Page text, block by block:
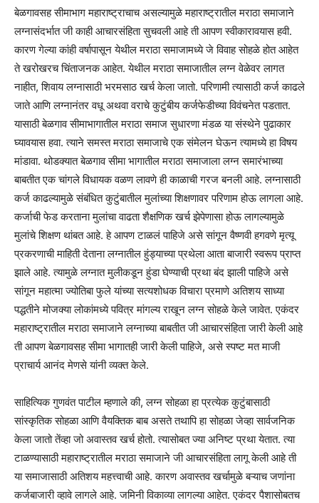
बेळगावसह सीमाभाग महाराष्ट्राचाच असल्यामुळे महाराष्ट्रातील मराठा समाजाने
लग्नासंदर्भात जी काही आचारसंहिता सुचवली आहे ती आपण स्वीकारावयास हवी.
कारण गेल्या कांही वर्षापासून येथील मराठा समाजामध्ये जे विवाह सोहळे होत आहेत
ते खरोखरच चिंताजनक आहेत. येथील मराठा समाजातील लग्न वेळेवर लागत
नाहीत, शिवाय लग्नासाठी भरमसाठ खर्च केला जातो. परिणामी त्यासाठी कर्ज काढले
जाते आणि लग्नानंतर वधू अथवा वराचे कुटुंबीय कर्जफेडीच्या विवंचनेत पडतात.
यासाठी बेळगाव सीमाभागातील मराठा समाज सुधारणा मंडळ या संस्थेने पुढाकार
घ्यावयास हवा. त्याने समस्त मराठा समाजाचे एक संमेलन घेऊन त्यामध्ये हा विषय
मांडावा. थोडक्यात बेळगाव सीमा भागातील मराठा समाजाला लग्न समारंभाच्या
बाबतीत एक चांगले विधायक वळण लावणे ही काळाची गरज बनली आहे. लग्नासाठी
कर्ज काढल्यामुळे संबंधित कुटुंबातील मुलांच्या शिक्षणावर परिणाम होऊ लागला आहे.
कर्जाची फेड करताना मुलांचा वाढता शैक्षणिक खर्च झेपेणासा होऊ लागल्यामुळे
मुलांचे शिक्षण थांबत आहे. हे आपण टाळलं पाहिजे असे सांगून वैष्णवी हगवणे मृत्यू
प्रकरणाची माहिती देताना लग्नातील हुंड्याच्या प्रथेला आता बाजारी स्वरूप प्राप्त
झाले आहे. त्यामुळे लग्नात मुलीकडून हुंडा घेण्याची प्रथा बंद झाली पाहिजे असे
सांगून महात्मा ज्योतिबा फुले यांच्या सत्यशोधक विचारा प्रमाणे अतिशय साध्या
पद्धतीने मोजक्या लोकांमध्ये पवित्र मांगल्य राखून लग्न सोहळे केले जावेत. एकंदर
महाराष्ट्रातील मराठा समाजाने लग्नाच्या बाबतीत जी आचारसंहिता जारी केली आहे
ती आपण बेळगावसह सीमा भागातही जारी केली पाहिजे, असे स्पष्ट मत माजी
प्राचार्य आनंद मेणसे यांनी व्यक्त केले.
साहित्यिक गुणवंत पाटील म्हणाले की, लग्न सोहळा हा प्रत्येक कुटुंबासाठी
सांस्कृतिक सोहळा आणि वैयक्तिक बाब असते तथापि हा सोहळा जेव्हा सार्वजनिक
केला जातो तेंव्हा जो अवास्तव खर्च होतो. त्यासोबत ज्या अनिष्ट प्रथा येतात. त्या
टाळण्यासाठी महाराष्ट्रातील मराठा समाजाने जी आचारसंहिता लागू केली आहे ती
या समाजासाठी अतिशय महत्त्वाची आहे. कारण अवास्तव खर्चामुळे बऱ्याच जणांना
कर्जबाजारी व्हावे लागले आहे. जमिनी विकाव्या लागल्या आहेत. एकंदर पैशासोबतच